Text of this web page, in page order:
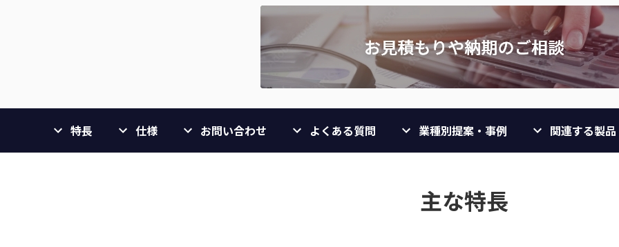
特長 仕様 お問い合わせ よくある質問 業種別提案・事例 関連する製品
主な特長